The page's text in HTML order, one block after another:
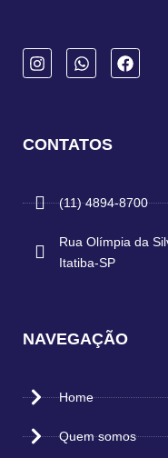
CONTATOS
(11) 4894-8700
Rua Olímpia da
Itatiba-SP
NAVEGAÇÃO
Home
Quem somos